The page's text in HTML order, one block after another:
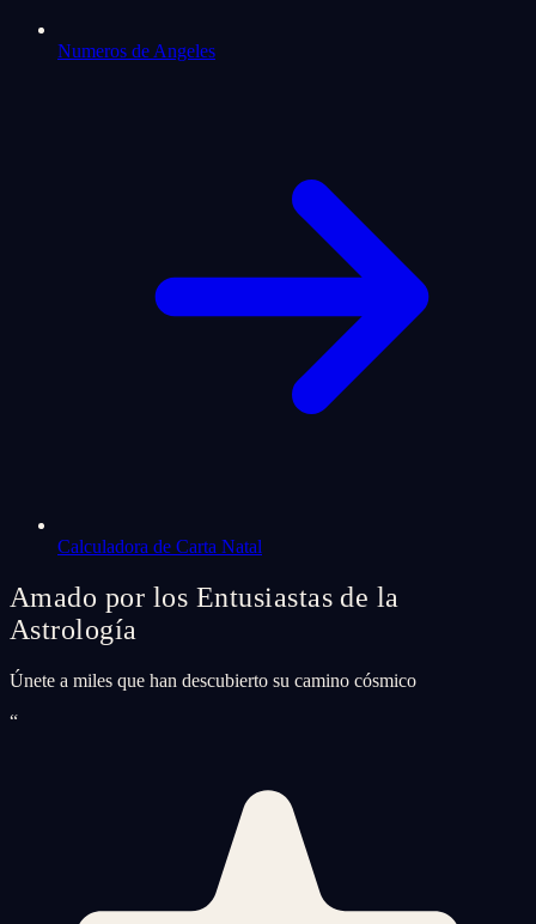
Numeros de Angeles
Calculadora de Carta Natal
Amado por los Entusiastas de la
Astrología
Únete a miles que han descubierto su camino cósmico
“